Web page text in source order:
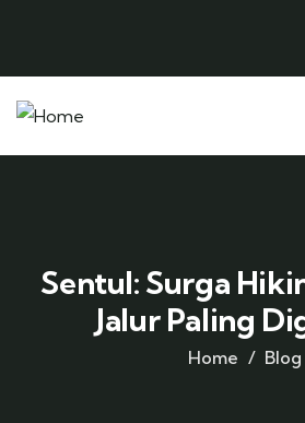
Sentul: Surga
Jalur Paling
Home Blog